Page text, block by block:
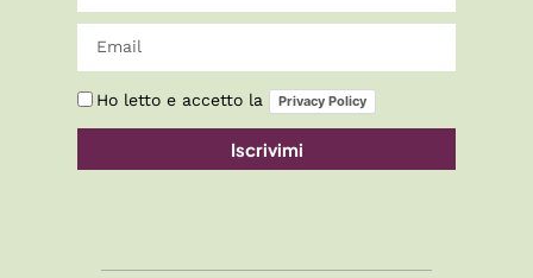
Ho letto e accetto la Privacy Policy
Iscrivimi